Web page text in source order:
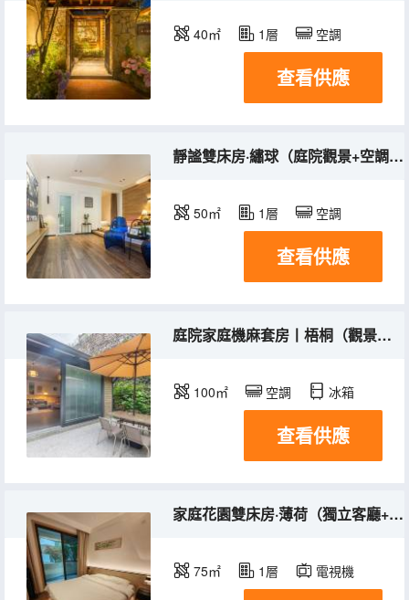
40㎡ 1層 空調
查看供應
靜謐雙床房·繡球（庭院觀景+空調+投影儀）
50㎡ 1層 空調
查看供應
庭院家庭機麻套房丨梧桐（觀景庭院+麻將機+洗衣機）
100㎡ 空調 冰箱
查看供應
家庭花園雙床房·薄荷（獨立客廳+洗衣機+觀景陽台）
75㎡ 1層 電視機